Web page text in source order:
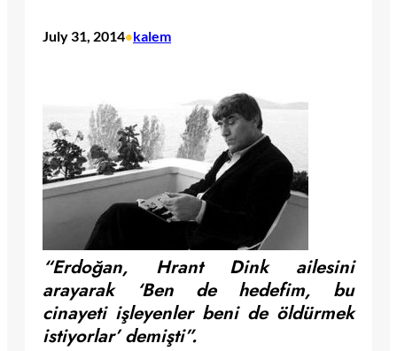
July 31, 2014•kalem
“Erdoğan, Hrant Dink ailesini
arayarak ‘Ben de hedefim, bu
cinayeti işleyenler beni de öldürmek
istiyorlar’ demişti”.